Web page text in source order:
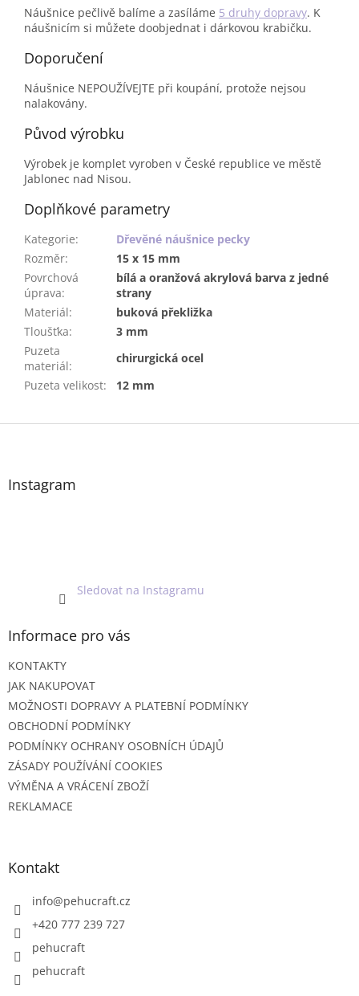
Náušnice pečlivě balíme a zasíláme 5 druhy dopravy. K
náušnicím si můžete doobjednat i dárkovou krabičku.
Doporučení
Náušnice NEPOUŽÍVEJTE při koupání, protože nejsou
nalakovány.
Původ výrobku
Výrobek je komplet vyroben v České republice ve městě
Jablonec nad Nisou.
Doplňkové parametry
Kategorie:
Dřevěné náušnice pecky
Rozměr:
15 x 15 mm
Povrchová
úprava:
bílá a oranžová akrylová barva z jedné
strany
Materiál:
buková překližka
Tloušťka:
3 mm
Puzeta
materiál:
chirurgická ocel
Puzeta velikost: 12 mm
Z
Instagram
Sledovat na Instagramu
Informace pro vás
KONTAKTY
JAK NAKUPOVAT
MOŽNOSTI DOPRAVY A PLATEBNÍ PODMÍNKY
OBCHODNÍ PODMÍNKY
PODMÍNKY OCHRANY OSOBNÍCH ÚDAJŮ
ZÁSADY POUŽÍVÁNÍ COOKIES
VÝMĚNA A VRÁCENÍ ZBOŽÍ
REKLAMACE
Kontakt
info@pehucraft.cz
+420 777 239 727
pehucraft
pehucraft